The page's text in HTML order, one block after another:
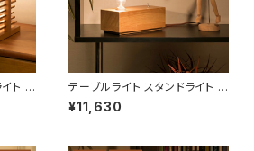
ト L
テーブルライト スタンドライト L
ED LBMT-ADSA【送料無料】
¥11,630